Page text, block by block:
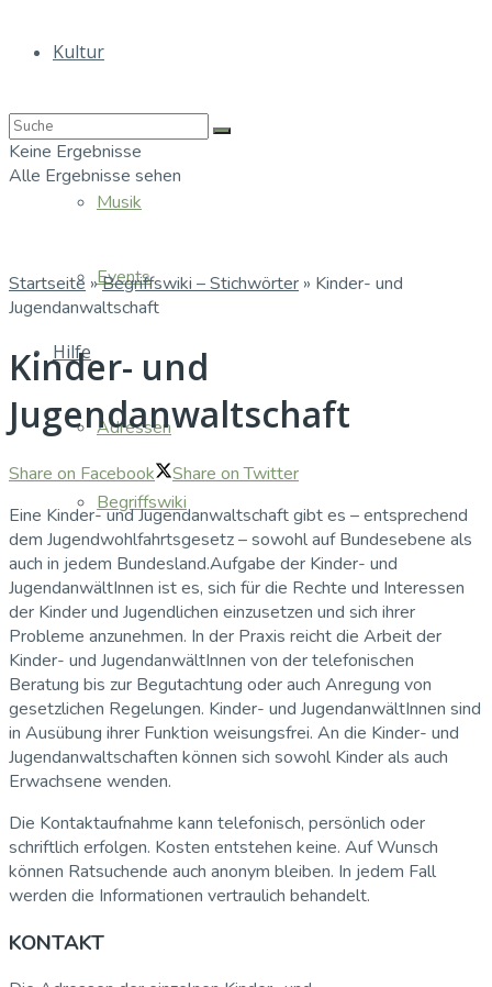
Kultur
Musik
Events
Hilfe
Adressen
Begriffswiki
Keine Ergebnisse
Alle Ergebnisse sehen
Startseite »Begriffswiki – Stichwörter » Kinder- und
Jugendanwaltschaft
Kinder- und
Jugendanwaltschaft
Share on Facebook
Share on Twitter
Eine Kinder- und Jugendanwaltschaft gibt es – entsprechend
dem Jugendwohlfahrtsgesetz – sowohl auf Bundesebene als
auch in jedem Bundesland.Aufgabe der Kinder- und
JugendanwältInnen ist es, sich für die Rechte und Interessen
der Kinder und Jugendlichen einzusetzen und sich ihrer
Probleme anzunehmen. In der Praxis reicht die Arbeit der
Kinder- und JugendanwältInnen von der telefonischen
Beratung bis zur Begutachtung oder auch Anregung von
gesetzlichen Regelungen. Kinder- und JugendanwältInnen sind
in Ausübung ihrer Funktion weisungsfrei. An die Kinder- und
Jugendanwaltschaften können sich sowohl Kinder als auch
Erwachsene wenden.
Die Kontaktaufnahme kann telefonisch, persönlich oder
schriftlich erfolgen. Kosten entstehen keine. Auf Wunsch
können Ratsuchende auch anonym bleiben. In jedem Fall
werden die Informationen vertraulich behandelt.
KONTAKT